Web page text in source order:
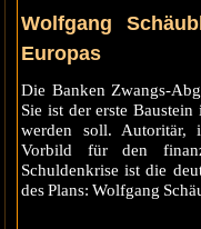
Wolfgang
Europas
Die Banken Zwangs-
Sie ist der erste
werden soll. Autoritär,
Vorbild für den
Schuldenkrise ist die
des Plans: Wolfgang